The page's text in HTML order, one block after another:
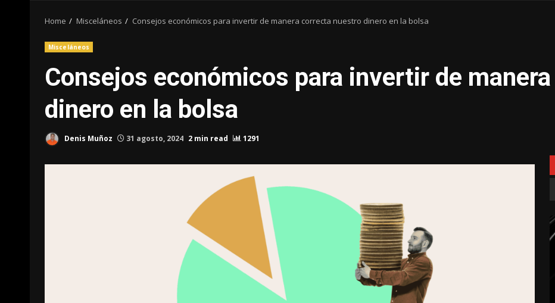
Home Misceláneos Consejos económicos para invertir de manera correcta nuestro dinero en la bolsa
Misceláneos
Consejos económicos para invertir de
dinero en la bolsa
Denis Muñoz 31 agosto, 2024 2 min read 1291